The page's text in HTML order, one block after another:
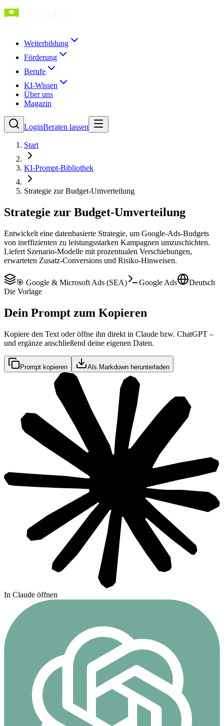
Weiterbildung
Förderung
Berufe
KI-Wissen
Über uns
Magazin
LoginBeraten lassen
Start
KI-Prompt-Bibliothek
Strategie zur Budget-Umverteilung
Strategie zur Budget-Umverteilung
Entwickelt eine datenbasierte Strategie, um Google-Ads-Budgets
von ineffizienten zu leistungsstarken Kampagnen umzuschichten.
Liefert Szenario-Modelle mit prozentualen Verschiebungen,
erwarteten Zusatz-Conversions und Risiko-Hinweisen.
🎯 Google & Microsoft Ads (SEA) Google Ads
Deutsch
Die Vorlage
Dein Prompt zum Kopieren
Kopiere den Text oder öffne ihn direkt in Claude bzw. ChatGPT –
und ergänze anschließend deine eigenen Daten.
Prompt kopieren Als Markdown herunterladen
In Claude öffnen